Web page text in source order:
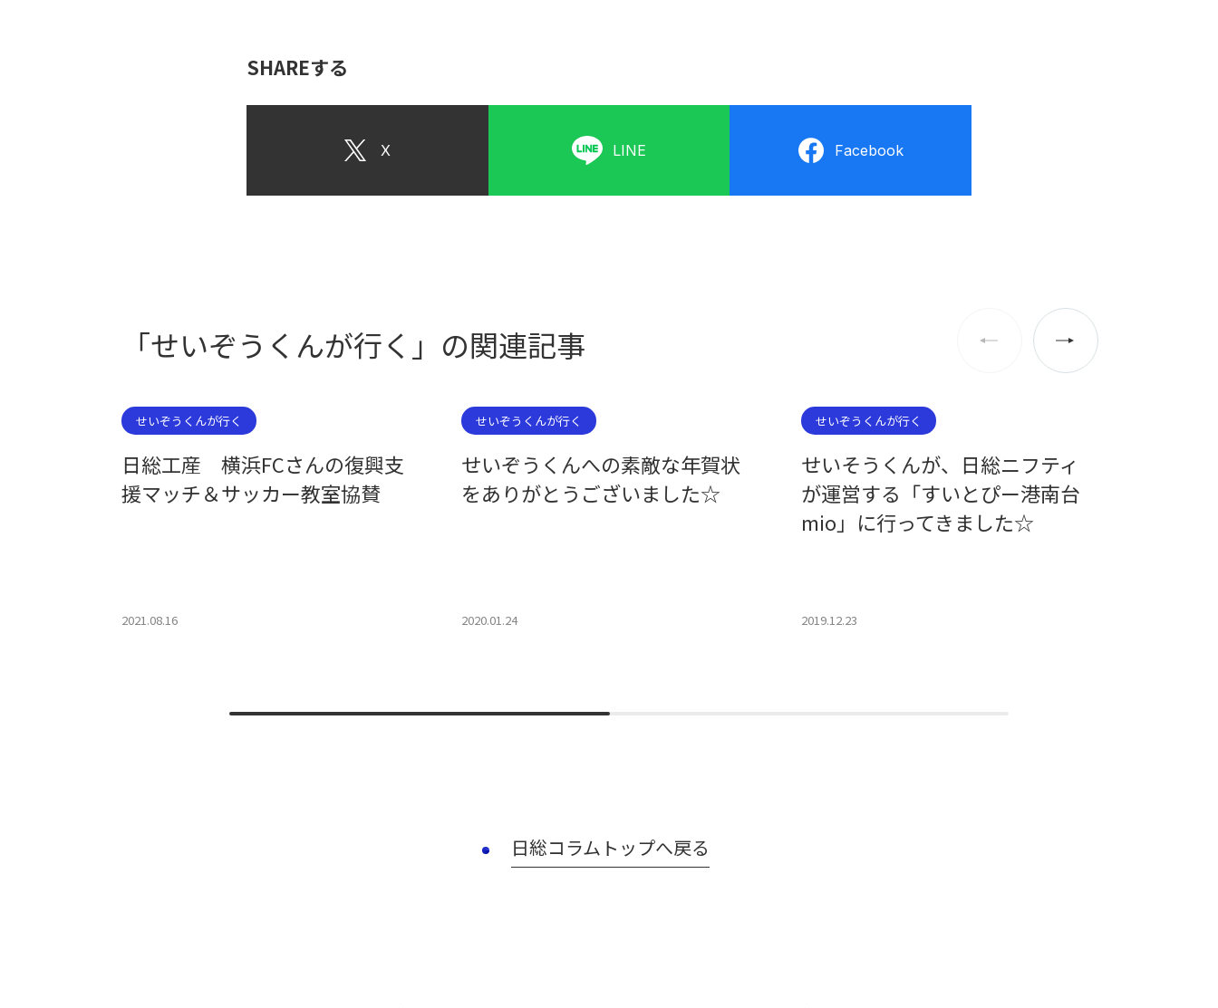
SHAREする
X LINE Facebook
「せいぞうくんが行く」の関連記事
せいぞうくんが行く
日総工産 横浜FCさんの復興支
援マッチ＆サッカー教室協賛
2021.08.16
せいぞうくんが行く
せいぞうくんへの素敵な年賀状
をありがとうございました☆
2020.01.24
せいぞうくんが行く
せいそうくんが、日総ニフティ
が運営する「すいとぴー港南台
mio」に行ってきました☆
2019.12.23
日総コラムトップへ戻る